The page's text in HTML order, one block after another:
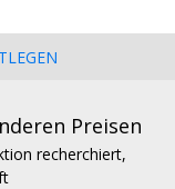
Preisen
recherchiert,